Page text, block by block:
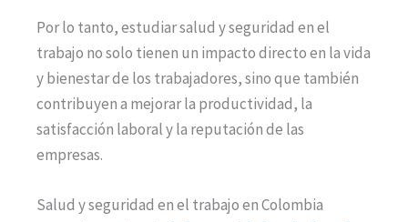
Por lo tanto, estudiar salud y seguridad en el
trabajo no solo tienen un impacto directo en la vida
y bienestar de los trabajadores, sino que también
contribuyen a mejorar la productividad, la
satisfacción laboral y la reputación de las
empresas.
Salud y seguridad en el trabajo en Colombia